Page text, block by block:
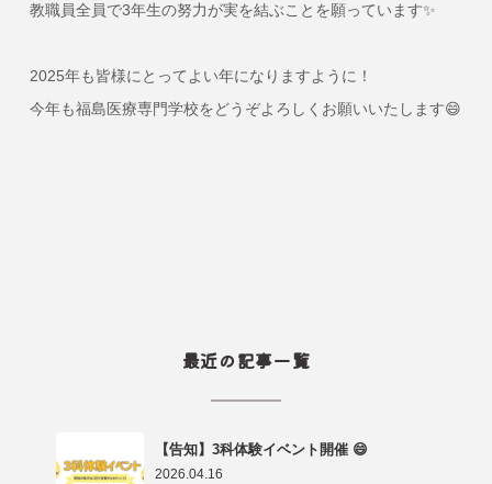
教職員全員で3年生の努力が実を結ぶことを願っています✨
2025年も皆様にとってよい年になりますように！
今年も福島医療専門学校をどうぞよろしくお願いいたします😄
最近の記事一覧
【告知】3科体験イベント開催 😄
2026.04.16